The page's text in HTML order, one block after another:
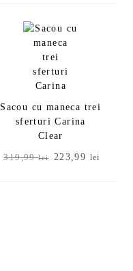
a
este:
Sacou cu maneca trei
sferturi Carina
Clear
319,99lei
Prețul
a
223,99 lei
este: